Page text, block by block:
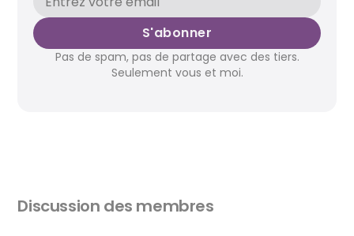
S'abonner
Pas de spam, pas de partage avec des tiers.
Seulement vous et moi.
Discussion des membres